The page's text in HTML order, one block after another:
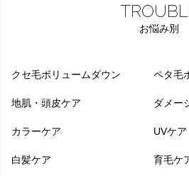
お悩み別
クセ毛ボリュームダウン ペタ毛
地肌・頭皮ケア ダメー
カラーケア UVケア
白髪ケア 育毛ケ